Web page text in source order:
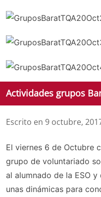
Actividades grupos
Escrito en 9 octubre,
El viernes 6 de Octubre
grupo de voluntariado
al alumnado de la ESO
unas dinámicas para